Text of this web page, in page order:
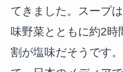
てきました。スープ
味野菜とともに約2
割が塩味だそうです